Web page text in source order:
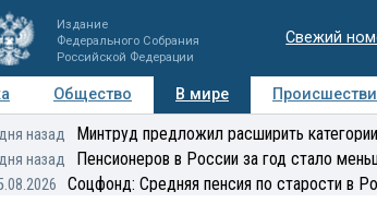
Издание
Федерального Собрания
Российской Федерации
Свежий
Общество В мире
Мнения Регионы Медиацентр
назад Минтруд предложил расширить
назад Пенсионеров в России за год стало
Соцфонд: Средняя пенсия по старости в